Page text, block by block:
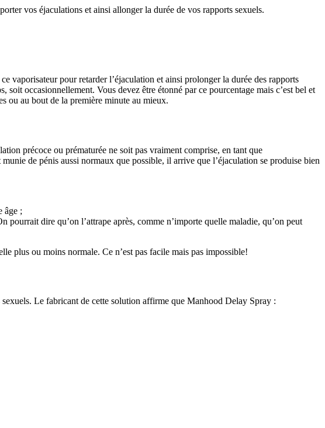
vos éjaculations et ainsi allonger la durée de vos rapports sexuels.
vaporisateur pour retarder l’éjaculation et ainsi prolonger la durée des rapports
occasionnellement. Vous devez être étonné par ce pourcentage mais c’est bel et
ou au bout de la première minute au mieux.
précoce ou prématurée ne soit pas vraiment comprise, en tant que
de pénis aussi normaux que possible, il arrive que l’éjaculation se produise bien
âge ;
dire qu’on l’attrape après, comme n’importe quelle maladie, qu’on peut
plus ou moins normale. Ce n’est pas facile mais pas impossible!
Le fabricant de cette solution affirme que Manhood Delay Spray :